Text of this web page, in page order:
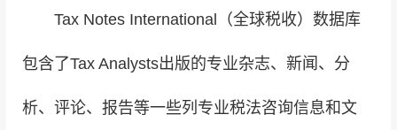
Tax Notes International（全球税收）数据库
包含了Tax Analysts出版的专业杂志、新闻、分
析、评论、报告等一些列专业税法咨询信息和文